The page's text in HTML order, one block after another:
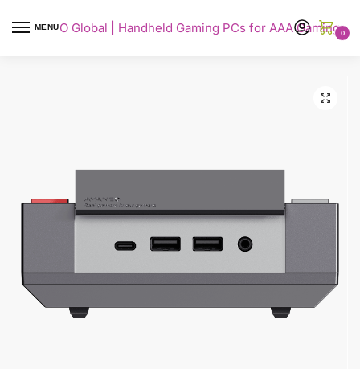
MENU
AYANEO Global | Handheld Gaming PCs for AAA Gaming0